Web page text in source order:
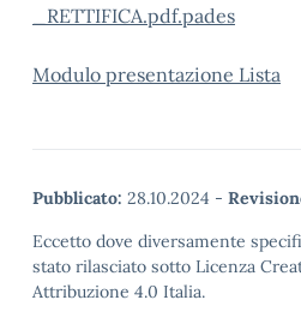
_RETTIFICA.pdf.pades
Modulo presentazione Lista
Pubblicato: 28.10.2024 -
Eccetto dove diversamente
stato rilasciato sotto Licenza
Attribuzione 4.0 Italia.